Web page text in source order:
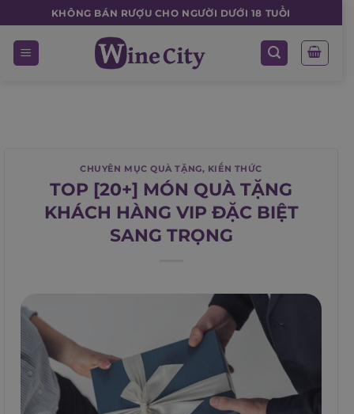
to
content
KHÔNG BÁN RƯỢU CHO NGƯỜI DƯỚI 18 TUỔI
CHUYÊN MỤC QUÀ TẶNG, KIẾN THỨC
TOP [20+] MÓN QUÀ TẶNG
KHÁCH HÀNG VIP ĐẶC BIỆT
SANG TRỌNG